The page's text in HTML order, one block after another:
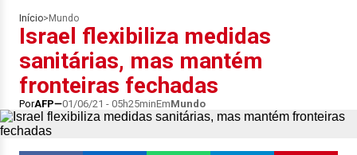
Início> Mundo
Israel flexibiliza medidas
sanitárias, mas mantém
fronteiras fechadas
PorAFP 01/06/21 - 05h25minEmMundo